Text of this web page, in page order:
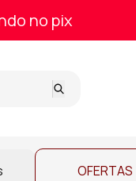
no pix
OFERTAS